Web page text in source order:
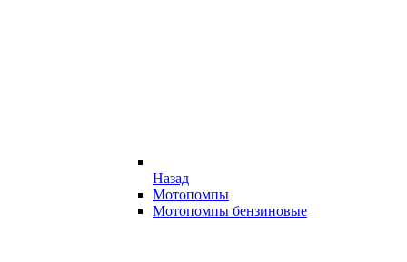
Назад
Мотопомпы
Мотопомпы бензиновые